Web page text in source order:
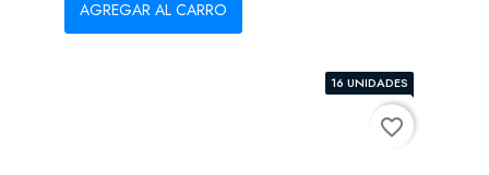
AGREGAR AL CARRO
16 UNIDADES
favorite_border